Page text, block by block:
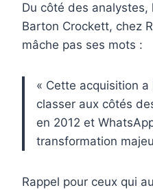
Du côté des analystes,
Barton Crockett, chez
mâche pas ses mots :
« Cette acquisition
classer aux côtés
en 2012 et
transformation
Rappel pour ceux qui